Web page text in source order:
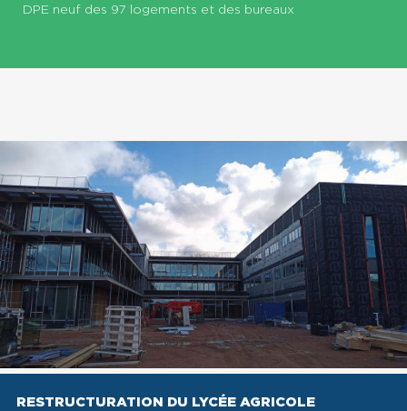
DPE neuf des 97 logements et des bureaux
RESTRUCTURATION DU LYCÉE AGRICOLE